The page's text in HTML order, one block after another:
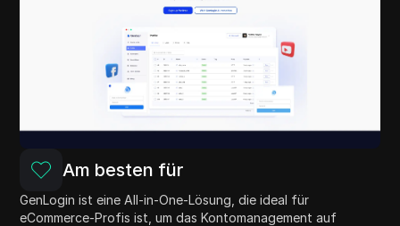
Am besten für
GenLogin ist eine All-in-One-Lösung, die ideal für
eCommerce-Profis ist, um das Kontomanagement auf